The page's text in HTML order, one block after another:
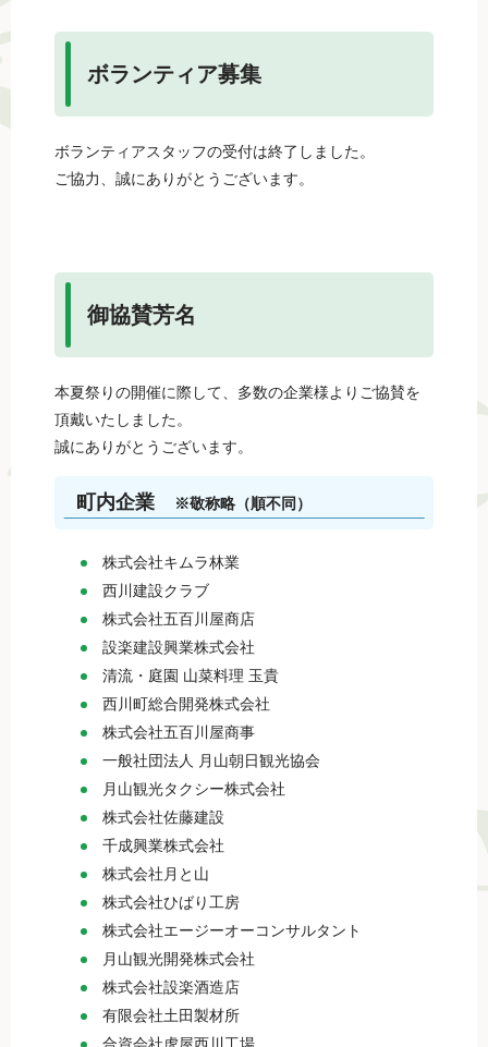
ボランティア募集
ボランティアスタッフの受付は終了しました。
ご協力、誠にありがとうございます。
御協賛芳名
本夏祭りの開催に際して、多数の企業様よりご協賛を
頂戴いたしました。
誠にありがとうございます。
町内企業 ※敬称略（順不同）
株式会社キムラ林業
西川建設クラブ
株式会社五百川屋商店
設楽建設興業株式会社
清流・庭園 山菜料理 玉貴
西川町総合開発株式会社
株式会社五百川屋商事
一般社団法人 月山朝日観光協会
月山観光タクシー株式会社
株式会社佐藤建設
千成興業株式会社
株式会社月と山
株式会社ひばり工房
株式会社エージーオーコンサルタント
月山観光開発株式会社
株式会社設楽酒造店
有限会社土田製材所